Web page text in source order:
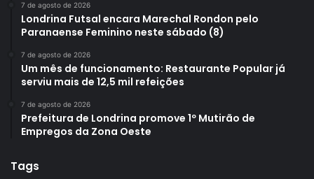
7 de agosto de 2026
Londrina Futsal encara Marechal Rondon pelo
Paranaense Feminino neste sábado (8)
7 de agosto de 2026
Um mês de funcionamento: Restaurante Popular já
serviu mais de 12,5 mil refeições
7 de agosto de 2026
Prefeitura de Londrina promove 1º Mutirão de
Empregos da Zona Oeste
Tags